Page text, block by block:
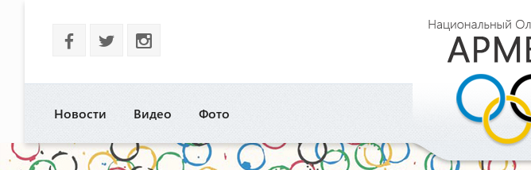
b a x
Новости Видео Фото